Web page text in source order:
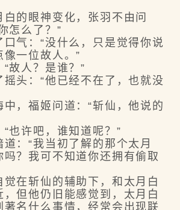
眼神变化，张羽不由问
怎么了？”
：“没什么，只是觉得你说
一位故人。”
人？是谁？”
：“他已经不在了，也就没
福姬问道：“斩仙，他说的
许吧，谁知道呢？”
“我当初了解的那个太月
吗？我可不知道你还拥有偷取
在斩仙的辅助下，和太月白
，但他仍旧能感觉到，太月白
著名什么事情，经常会出现联